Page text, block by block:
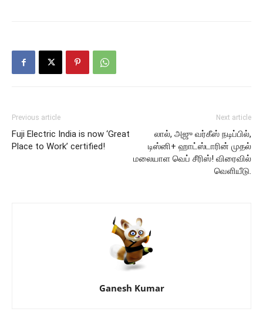
Previous article
Fuji Electric India is now ‘Great
Place to Work’ certified!
Next article
லால், அஜு வர்கீஸ் நடிப்பில்,
டிஸ்னி+ ஹாட்ஸ்டாரின் முதல்
மலையாள வெப் சீரிஸ்! விரைவில்
வெளியீடு.
Ganesh Kumar